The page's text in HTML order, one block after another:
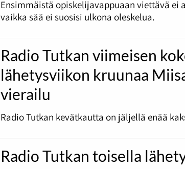
Ensimmäistä opiskelijavappuaan viettävä ei
vaikka sää ei suosisi ulkona oleskelua.
Radio Tutkan viimeisen
lähetysviikon kruunaa
vierailu
Radio Tutkan kevätkautta on jäljellä enää
Radio Tutkan toisella